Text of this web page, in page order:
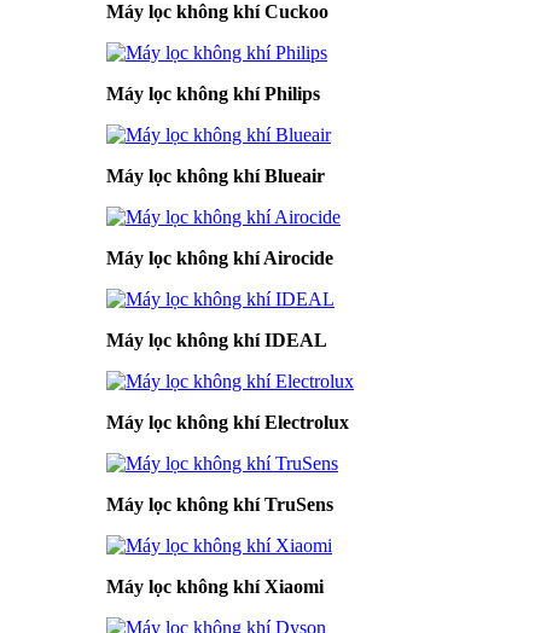
Máy lọc không khí Cuckoo
Máy lọc không khí Philips
Máy lọc không khí Blueair
Máy lọc không khí Airocide
Máy lọc không khí IDEAL
Máy lọc không khí Electrolux
Máy lọc không khí TruSens
Máy lọc không khí Xiaomi